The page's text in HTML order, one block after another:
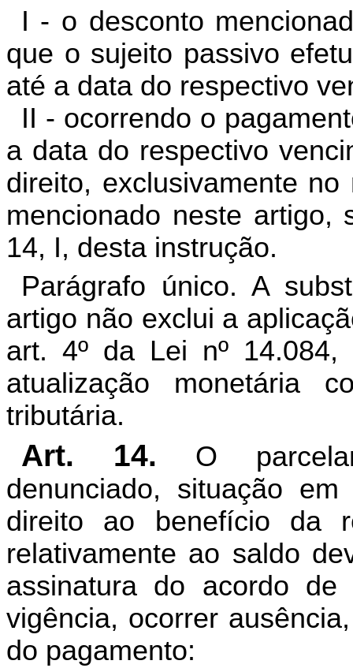
I - o desconto
que o sujeito passivo
até a data do respectivo
II - ocorrendo o
a data do respectivo
direito, exclusivamente
mencionado neste
14, I, desta instrução.
Parágrafo único. A
artigo não exclui a
art. 4º da Lei nº
atualização monetária
tributária.
Art. 14. O
denunciado, situação
direito ao benefício da
relativamente ao saldo
assinatura do acordo
vigência, ocorrer
do pagamento: